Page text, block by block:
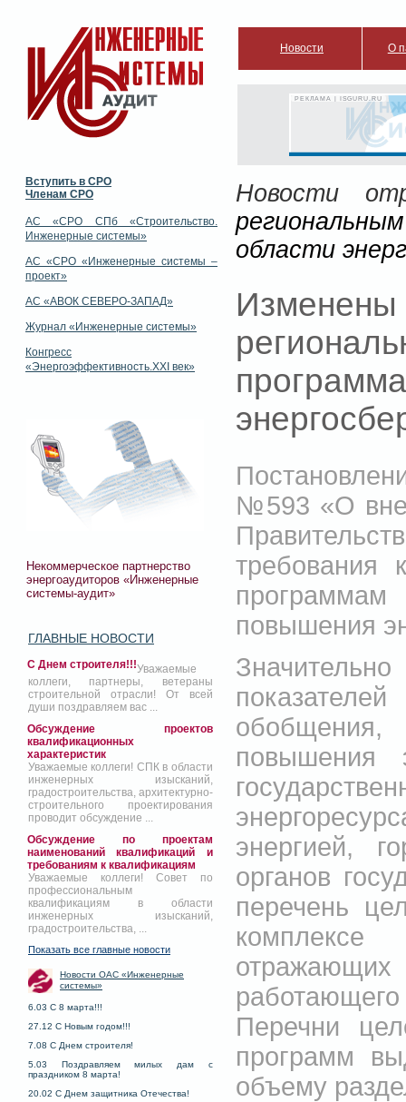
Новости О
РЕКЛАМА | ISGURU.RU
Вступить в СРО
Членам СРО
АС «СРО СПб «Строительство.
Инженерные системы»
АС «СРО «Инженерные системы –
проект»
АС «АВОК СЕВЕРО-ЗАПАД»
Журнал «Инженерные системы»
Конгресс
«Энергоэффективность.XXI век»
Некоммерческое партнерство
энергоаудиторов «Инженерные
системы-аудит»
ГЛАВНЫЕ НОВОСТИ
С Днем строителя!!!Уважаемые
коллеги, партнеры, ветераны
строительной отрасли! От всей
души поздравляем вас ...
Обсуждение проектов
квалификационных
характеристик
Уважаемые коллеги! СПК в области
инженерных изысканий,
градостроительства, архитектурно-
строительного проектирования
проводит обсуждение ...
Обсуждение по проектам
наименований квалификаций и
требованиям к квалификациям
Уважаемые коллеги! Совет по
профессиональным
квалификациям в области
инженерных изысканий,
градостроительства, ...
Показать все главные новости
Новости ОАС «Инженерные
системы»
6.03 С 8 марта!!!
27.12 С Новым годом!!!
7.08 С Днем строителя!
5.03 Поздравляем милых дам с
праздником 8 марта!
20.02 С Днем защитника Отечества!
Новости
области
№593 «О
требования
повышения
обобщения,
повышения
энергией,
органов
перечень
комплексе
отражающих
Перечни
программ
объему